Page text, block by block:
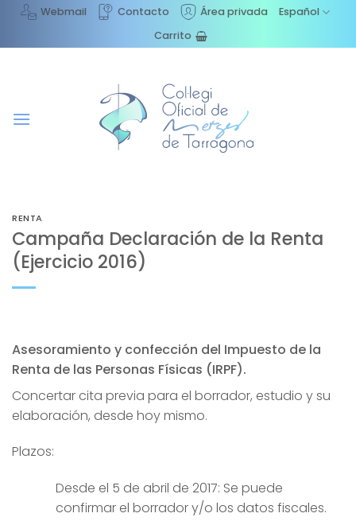
Saltar
contenido
Webmail Contacto Área privada
Español
Carrito
RENTA
Campaña Declaración de la Renta
(Ejercicio 2016)
Asesoramiento y confección del Impuesto de la
Renta de las Personas Físicas (IRPF).
Concertar cita previa para el borrador, estudio y su
elaboración, desde hoy mismo.
Plazos:
Desde el 5 de abril de 2017: Se puede
confirmar el borrador y/o los datos fiscales.